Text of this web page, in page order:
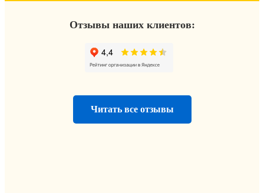
Отзывы наших клиентов:
Читать все отзывы